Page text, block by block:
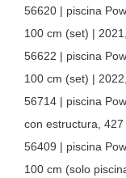
56620 | piscina
100 cm (set) |
56622 | piscina
100 cm (set) |
56714 | piscina
con estructura,
56409 | piscina
100 cm (solo